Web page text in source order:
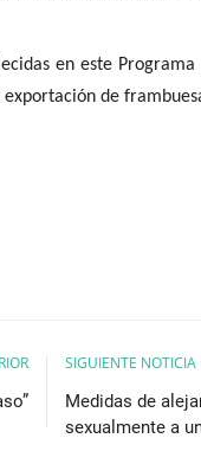
en este
de
SIGUIENTE NOTICIA
Medidas de
sexualmente a